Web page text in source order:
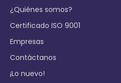
¿Quiénes somos?
Certificado ISO 9001
Empresas
Contáctanos
¡Lo nuevo!